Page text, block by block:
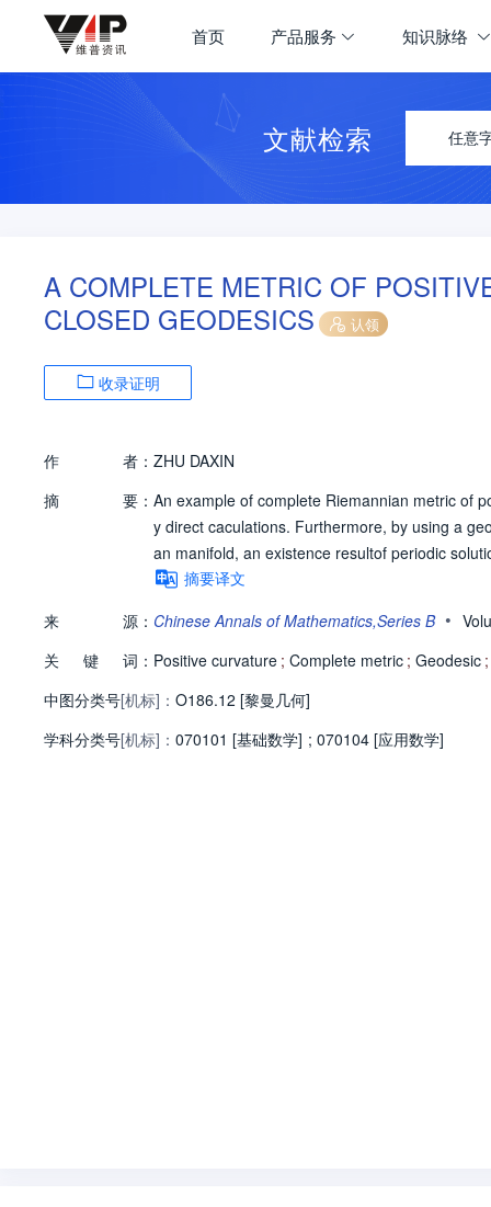
首页 产品服务 知识脉络
文献检索 任意
A COMPLETE METRIC OF
CLOSED GEODESICS
认领
收录证明
作 者： ZHU DAXIN
摘
要： An example of complete Riemannian metric of
y direct caculations. Furthermore, by using a
an manifold, an existence resultof periodic
摘要译文
来
源： Chinese Annals of Mathematics,Series B •
关
键 词： Positive curvature ; Complete metric ; Geodesic ;
中图分类号[机标]： O186.12 [黎曼几何]
学科分类号[机标]： 070101 [基础数学] ; 070104 [应用数学]